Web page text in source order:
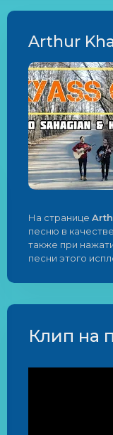
Arthur
На странице
песню в качестве
также при
песни этого
Клип на